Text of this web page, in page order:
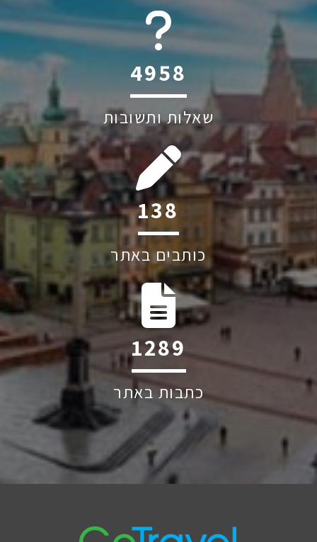
6045
שאלות ותשובות
198
כותבים באתר
1841
כתבות באתר